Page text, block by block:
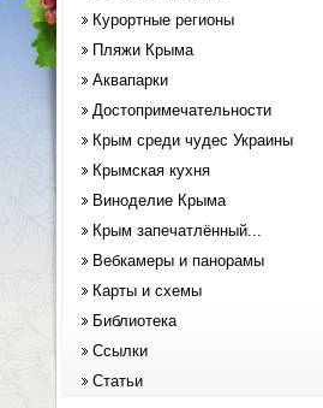
Курортные регионы
Пляжи Крыма
Аквапарки
Достопримечательности
Крым среди чудес Украины
Крымская кухня
Виноделие Крыма
Крым запечатлённый...
Вебкамеры и панорамы
Карты и схемы
Библиотека
Ссылки
Статьи